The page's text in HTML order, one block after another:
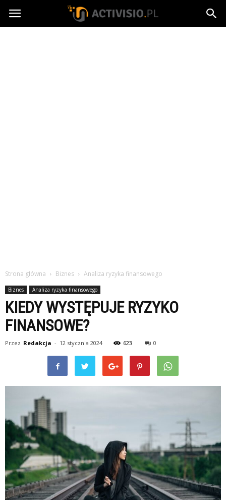
Activisio.pl
Strona główna Biznes Analiza ryzyka finansowego
Biznes Analiza ryzyka finansowego
KIEDY WYSTĘPUJE RYZYKO
FINANSOWE?
Przez Redakcja - 12 stycznia 2024 623 0